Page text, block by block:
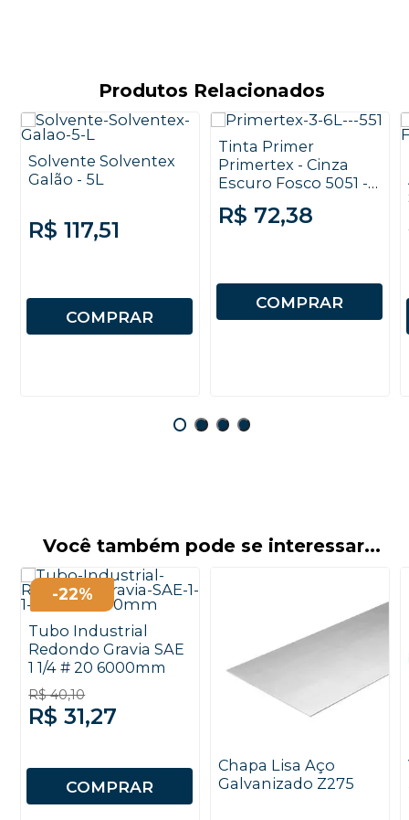
Produtos Relacionados
Solvente Solventex
Galão - 5L
R$ 117,51
COMPRAR
Tinta Primer
Primertex - Cinza
Escuro Fosco 5051 -
3,6L - Solventex
R$ 72,38
COMPRAR
Você também pode se interessar...
Tubo Industrial
Redondo Gravia SAE
1 1/4 # 20 6000mm
R$ 40,10
R$ 31,27
COMPRAR
-22%
Chapa Lisa Aço
Galvanizado Z275